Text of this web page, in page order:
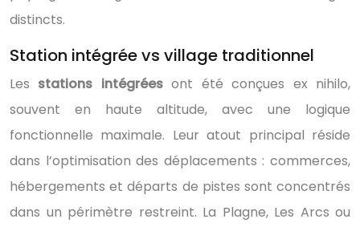
distincts.
Station intégrée vs village traditionnel
Les stations intégréesont été conçues ex nihilo,
souvent en haute altitude, avec une logique
fonctionnelle maximale. Leur atout principal réside
dans l’optimisation des déplacements : commerces,
hébergements et départs de pistes sont concentrés
dans un périmètre restreint. La Plagne, Les Arcs ou